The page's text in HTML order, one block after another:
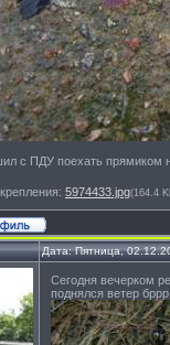
с ПДУ поехать прямиком
5974433.jpg(164.4
Дата: Пятница,
Сегодня вечерком
поднялся ветер